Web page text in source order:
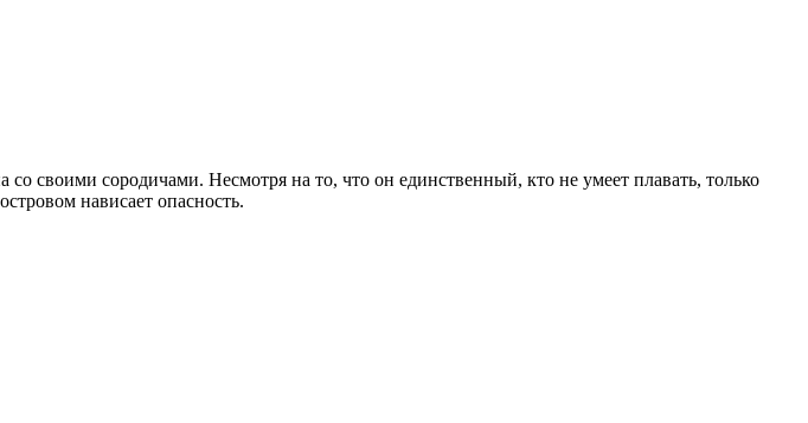
сородичами. Несмотря на то, что он единственный, кто не умеет плавать, только
нависает опасность.